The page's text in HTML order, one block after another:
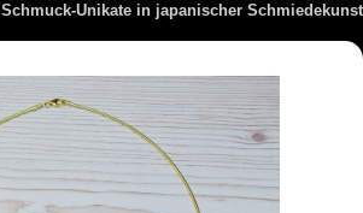
Schmuck-Unikate in japanischer Schmiedekunst